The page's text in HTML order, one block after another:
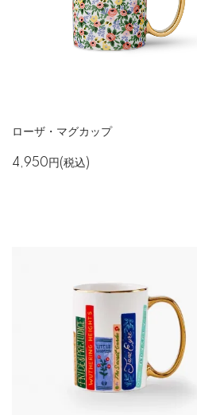
ローザ・マグカップ
4,950円(税込)